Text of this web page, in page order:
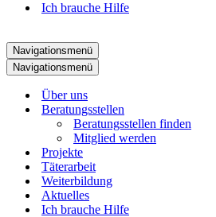
Ich brauche Hilfe
Navigationsmenü
Navigationsmenü
Über uns
Beratungsstellen
Beratungsstellen finden
Mitglied werden
Projekte
Täterarbeit
Weiterbildung
Aktuelles
Ich brauche Hilfe